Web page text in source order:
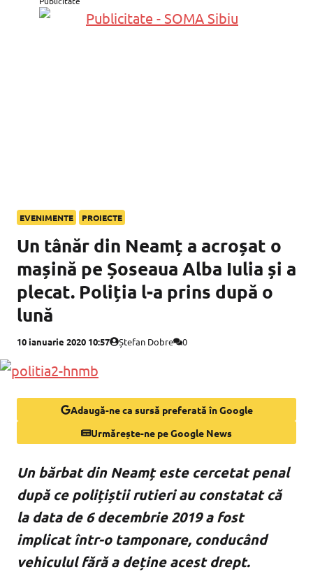
EVENIMENTE PROIECTE
Un tânăr din Neamț a acroșat o
mașină pe Șoseaua Alba Iulia și a
plecat. Poliția l-a prins după o
lună
10 ianuarie 2020 10:57 Ștefan Dobre 0
Adaugă-ne ca sursă preferată în Google
Urmărește-ne pe Google News
Un bărbat din Neamț este cercetat penal
după ce polițiștii rutieri au constatat că
la data de 6 decembrie 2019 a fost
implicat într-o tamponare, conducând
vehiculul fără a deține acest drept.